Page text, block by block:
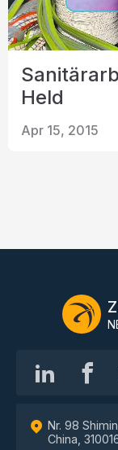
Held
Apr 15, 2015
Nr. 98
China,